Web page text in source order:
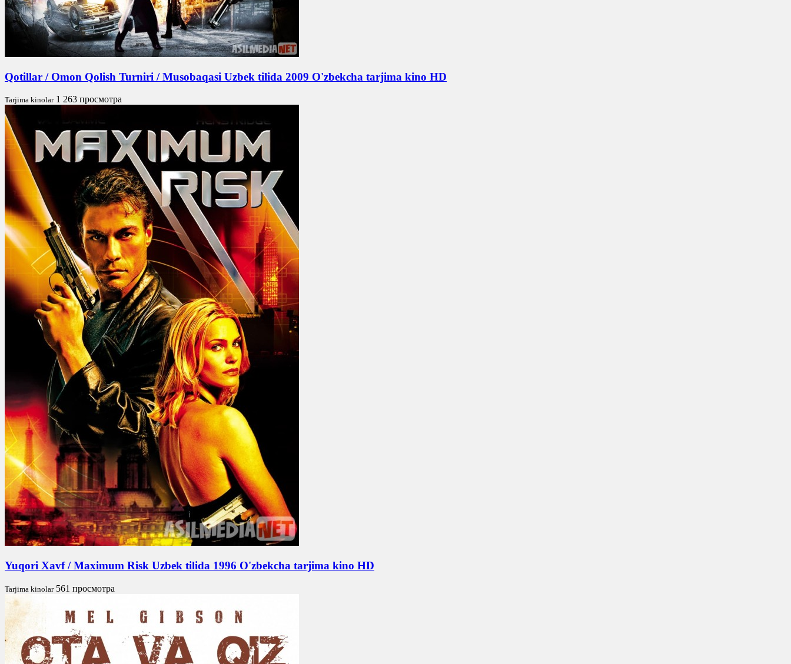
Qotillar / Omon Qolish Turniri / Musobaqasi Uzbek tilida 2009 O'zbekcha tarjima kino HD
Tarjima kinolar 1 263 просмотра
Yuqori Xavf / Maximum Risk Uzbek tilida 1996 O'zbekcha tarjima kino HD
Tarjima kinolar 561 просмотра